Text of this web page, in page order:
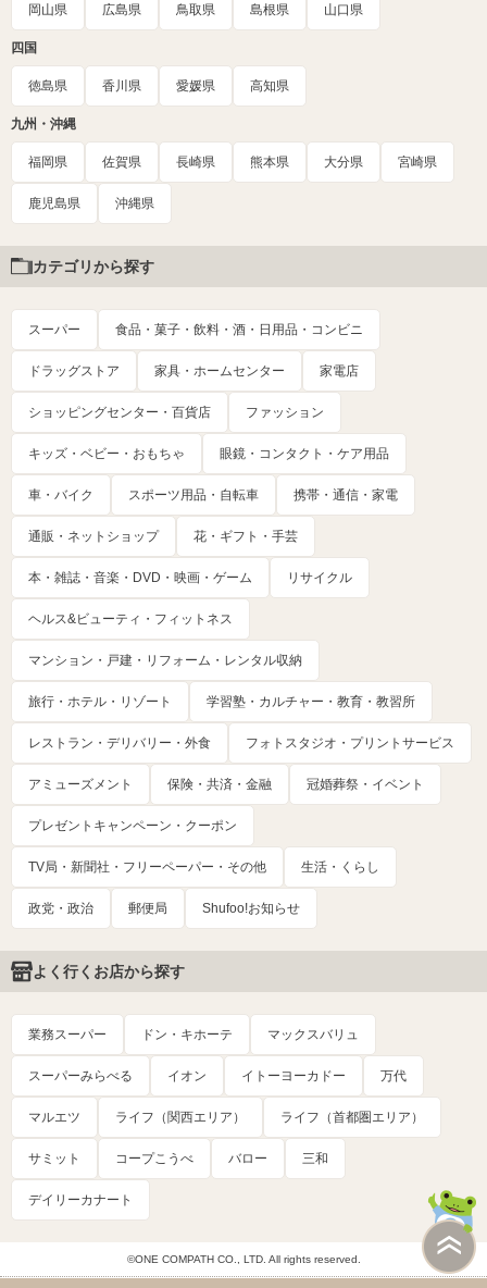
岡山県 広島県 鳥取県 島根県 山口県
四国
徳島県 香川県 愛媛県 高知県
九州・沖縄
福岡県 佐賀県 長崎県 熊本県 大分県 宮崎県
鹿児島県 沖縄県
カテゴリから探す
スーパー 食品・菓子・飲料・酒・日用品・コンビニ
ドラッグストア 家具・ホームセンター 家電店
ショッピングセンター・百貨店 ファッション
キッズ・ベビー・おもちゃ 眼鏡・コンタクト・ケア用品
車・バイク スポーツ用品・自転車 携帯・通信・家電
通販・ネットショップ 花・ギフト・手芸
本・雑誌・音楽・DVD・映画・ゲーム リサイクル
ヘルス&ビューティ・フィットネス
マンション・戸建・リフォーム・レンタル収納
旅行・ホテル・リゾート 学習塾・カルチャー・教育・教習所
レストラン・デリバリー・外食 フォトスタジオ・プリントサービス
アミューズメント 保険・共済・金融 冠婚葬祭・イベント
プレゼントキャンペーン・クーポン
TV局・新聞社・フリーペーパー・その他 生活・くらし
政党・政治 郵便局 Shufoo!お知らせ
よく行くお店から探す
業務スーパー ドン・キホーテ マックスバリュ
スーパーみらべる イオン イトーヨーカドー 万代
マルエツ ライフ（関西エリア） ライフ（首都圏エリア）
サミット コープこうべ バロー 三和
デイリーカナート
©ONE COMPATH CO., LTD. All rights reserved.